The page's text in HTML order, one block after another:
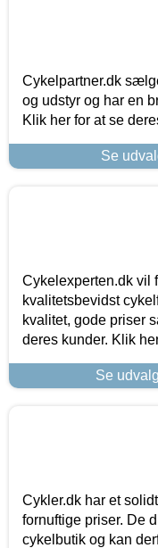
Cykelpartner.dk
og udstyr og har en
Klik her for at se
Se
Cykelexperten.dk vil
kvalitetsbevidst
kvalitet, gode priser
deres kunder. Klik
Se
Cykler.dk har et
fornuftige priser. De
cykelbutik og kan